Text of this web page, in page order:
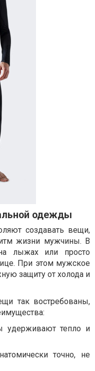
одежды
создавать вещи,
жизни мужчины. В
лыжах или просто
При этом мужское
защиту от холода и
так востребованы,
удерживают тепло и
точно, не